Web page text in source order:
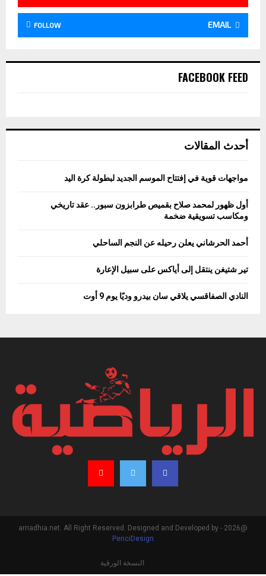
EMAIL
FOLLOW
FACEBOOK FEED
أحدث المقالات
مواجهات قوية في إفتتاح الموسم الجديد لبطولة كرة اليد
أول ظهور لمحمد صلاح بقميص طرابزون سبور.. عقد تاريخي
ومكاسب تسويقية ضخمة
أحمد الحرشاني يعلن رحيله عن النجم الساحلي
تير شتيغن ينتقل إلى أياكس على سبيل الإعارة
النادي الصفاقسي يلاقي سان بيدرو وديًا يوم 9 أوت
@2026 - arriadhia.net. All Right Reserved. Designed and Developed by
PenciDesign
النسخة الورقية